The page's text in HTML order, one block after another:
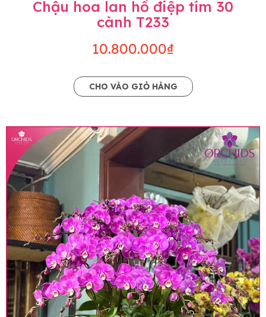
Chậu hoa lan hồ điệp tím 30
cành T233
10.800.000₫
CHO VÀO GIỎ HÀNG